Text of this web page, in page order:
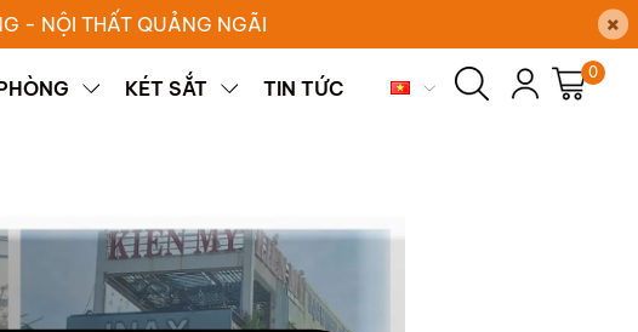
- NỘI THẤT QUẢNG NGÃI ×
KÉT SẮT TIN TỨC
0